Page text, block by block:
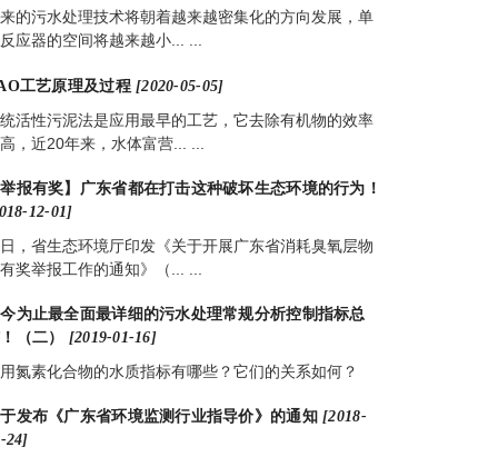
的污水处理技术将朝着越来越密集化的方向发展，单
应器的空间将越来越小... ...
工艺原理及过程[2020-05-05]
活性污泥法是应用最早的工艺，它去除有机物的效率
，近20年来，水体富营... ...
报有奖】广东省都在打击这种破坏生态环境的行为！
12-01]
，省生态环境厅印发《关于开展广东省消耗臭氧层物
奖举报工作的通知》（... ...
为止最全面最详细的污水处理常规分析控制指标总
（二） [2019-01-16]
氮素化合物的水质指标有哪些？它们的关系如何？
发布《广东省环境监测行业指导价》的通知[2018-
24]